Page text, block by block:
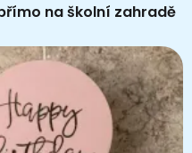
na školní zahradě